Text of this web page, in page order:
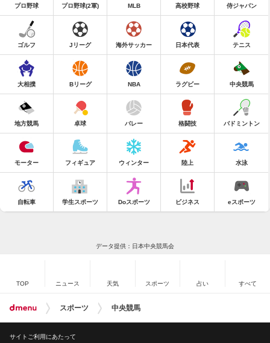
プロ野球 プロ野球(2軍) MLB 高校野球 侍ジャパン
ゴルフ Jリーグ 海外サッカー 日本代表 テニス
大相撲 Bリーグ NBA ラグビー 中央競馬
地方競馬 卓球 バレー 格闘技 バドミントン
モーター フィギュア ウィンター 陸上 水泳
自転車 学生スポーツ Doスポーツ ビジネス eスポーツ
データ提供：日本中央競馬会
TOP ニュース 天気 スポーツ 占い すべて
スポーツ 中央競馬
サイトご利用にあたって